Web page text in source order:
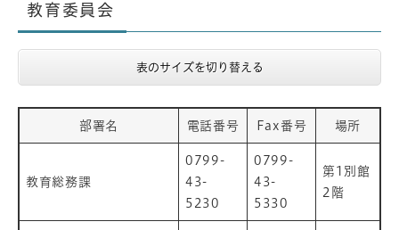
教育委員会
表のサイズを切り替える
部署名 電話番号 Fax番号 場所
教育総務課
0799-
43-
5230
0799-
43-
5330
第1別館
2階